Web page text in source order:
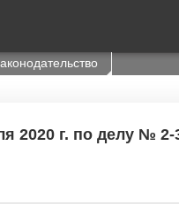
2020 г. по делу № 2-